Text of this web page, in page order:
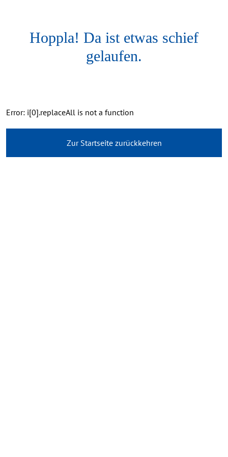
Hoppla! Da ist etwas schief
gelaufen.
Error: i[0].replaceAll is not a function
Zur Startseite zurückkehren